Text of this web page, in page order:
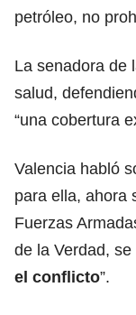
petróleo, no
La senadora de
salud,
“una cobertura
Valencia habló
para ella, ahora
Fuerzas
de la Verdad, se
el conflicto”.